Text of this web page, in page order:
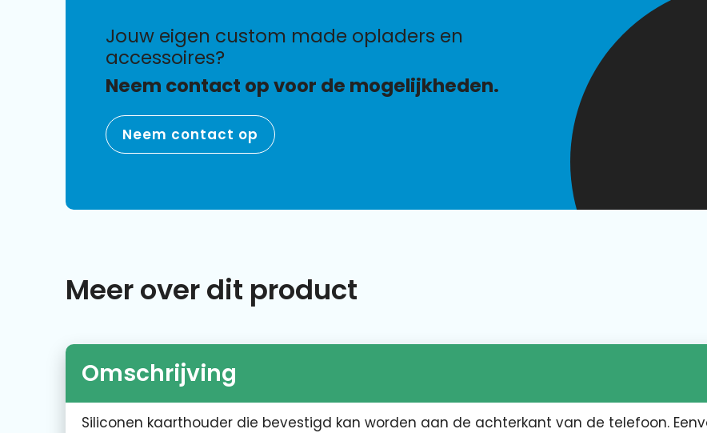
jouw eigen custom made opladers en
accessoires?
Neem contact op voor de mogelijkheden.
Neem contact op
Meer over dit product
Omschrijving
Siliconen kaarthouder die bevestigd kan worden aan de achterkant van de telefoon.